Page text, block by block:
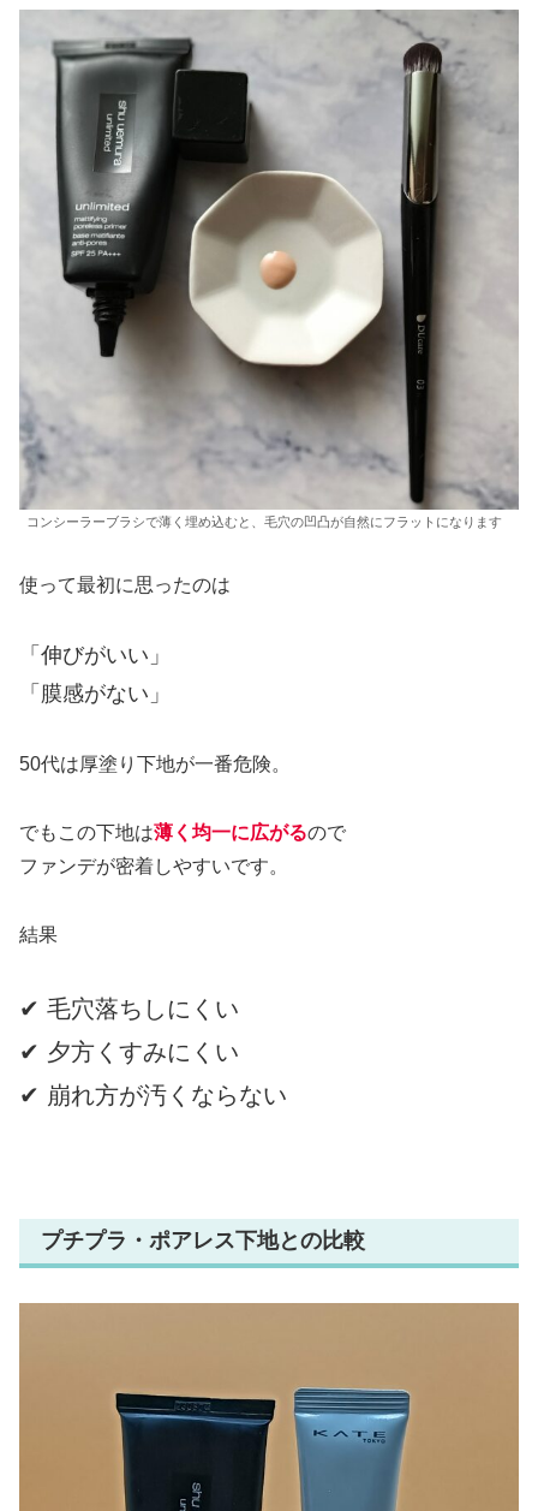
コンシーラーブラシで薄く埋め込むと、毛穴の凹凸が自然にフラットになります
使って最初に思ったのは
「伸びがいい」
「膜感がない」
50代は厚塗り下地が一番危険。
でもこの下地は薄く均一に広がるので
ファンデが密着しやすいです。
結果
✔ 毛穴落ちしにくい
✔ 夕方くすみにくい
✔ 崩れ方が汚くならない
プチプラ・ポアレス下地との比較